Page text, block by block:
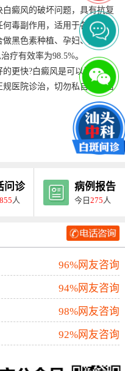
癜风的破坏问题，具有抗复
毒副作用，适用于各种类型
黑色素种植、孕妇、儿童，
疗有效率为98.5%。
更快?白癜风是可以治好的，
医院诊治，切勿私自盲目治
问诊
855 人
病例报告
今日275 人
96%网友咨询
94%网友咨询
98%网友咨询
92%网友咨询